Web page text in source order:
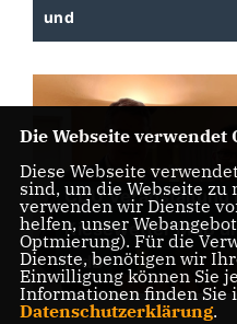
und
CDU Veranstaltung
Kiesewetter MdB
MdB
Die Webseite verwendet
Diese Webseite
sind, um die Webseite zu
verwenden wir Dienste
helfen, unser
Optmierung). Für die
Dienste, benötigen wir
Einwilligung können Sie
Informationen finden Sie
Datenschutzerklärung.